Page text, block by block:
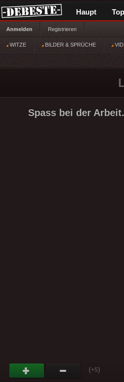
Haupt Top
Anmelden Registrieren
WITZE BILDER & SPRÜCHE
Spass bei der
(+5)